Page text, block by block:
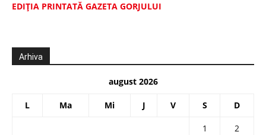
EDIŢIA PRINTATĂ GAZETA GORJULUI
Arhiva
august 2026
L Ma Mi J V S D
1
2